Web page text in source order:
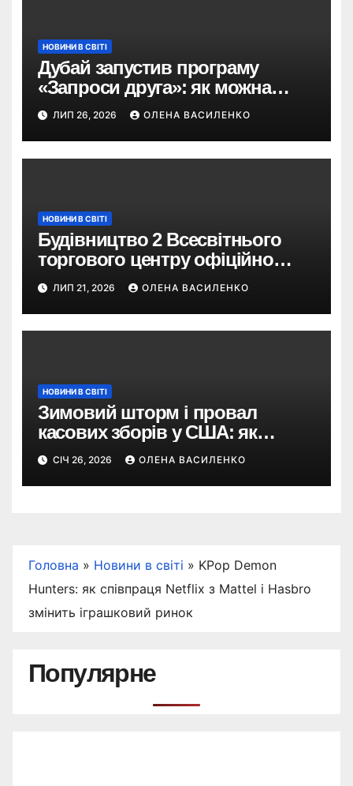
НОВИНИ В СВІТІ
Дубай запустив програму
«Запроси друга»: як можна
отримати винагороду за
туристів
ЛИП 26, 2026 ОЛЕНА ВАСИЛЕНКО
НОВИНИ В СВІТІ
Будівництво 2 Всесвітнього
торгового центру офіційно
розпочалося: 373 метри
ЛИП 21, 2026 ОЛЕНА ВАСИЛЕНКО
НОВИНИ В СВІТІ
Зимовий шторм і провал
касових зборів у США: як
негода змінила бокс-офіс
вікенду
СІЧ 26, 2026 ОЛЕНА ВАСИЛЕНКО
Головна » Новини в світі » KPop Demon
Hunters: як співпраця Netflix з Mattel і Hasbro
змінить іграшковий ринок
Популярне